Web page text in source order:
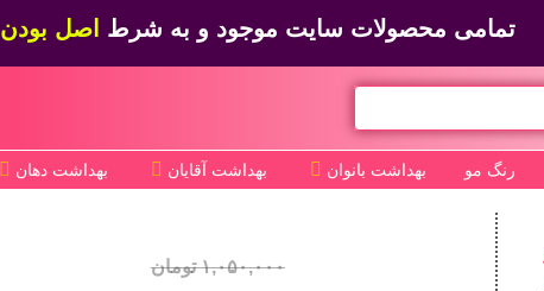
تمامی محصولات سایت موجود و به شرط اصل بودن
رنگ مو بهداشت بانوان بهداشت آقایان بهداشت دهان
۱,۰۵۰,۰۰۰ تومان